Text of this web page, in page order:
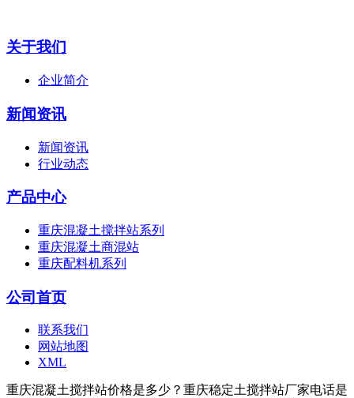
关于我们
企业简介
新闻资讯
新闻资讯
行业动态
产品中心
重庆混凝土搅拌站系列
重庆混凝土商混站
重庆配料机系列
公司首页
联系我们
网站地图
XML
重庆混凝土搅拌站价格是多少？重庆稳定土搅拌站厂家电话是